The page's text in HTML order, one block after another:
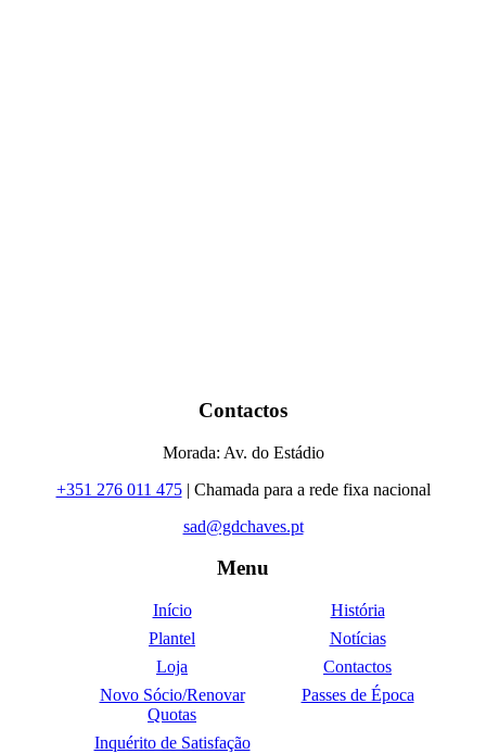
Contactos
Morada: Av. do Estádio
+351 276 011 475| Chamada para a rede fixa nacional
sad@gdchaves.pt
Menu
Início
História
Plantel
Notícias
Loja
Contactos
Novo Sócio/Renovar
Quotas
Passes de Época
Inquérito de Satisfação